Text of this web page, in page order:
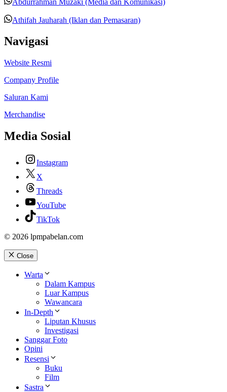
Athifah Jauharah (Iklan dan Pemasaran)
Navigasi
Website Resmi
Company Profile
Saluran Kami
Merchandise
Media Sosial
Instagram
X
Threads
YouTube
TikTok
© 2026 lpmpabelan.com
Close
Warta
Dalam Kampus
Luar Kampus
Wawancara
In-Depth
Liputan Khusus
Investigasi
Sanggar Foto
Opini
Resensi
Buku
Film
Sastra